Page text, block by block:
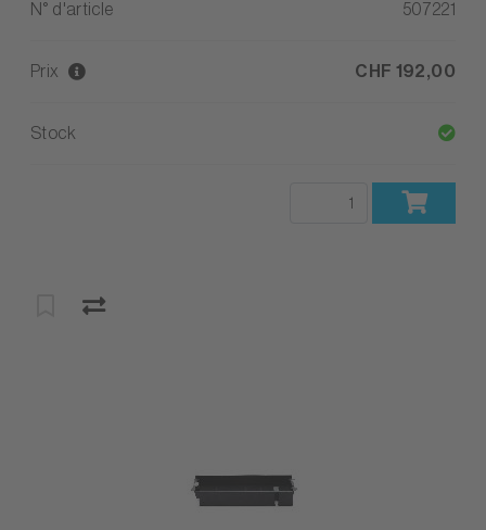
N° d'article 507221
Prix CHF 192,00
Stock